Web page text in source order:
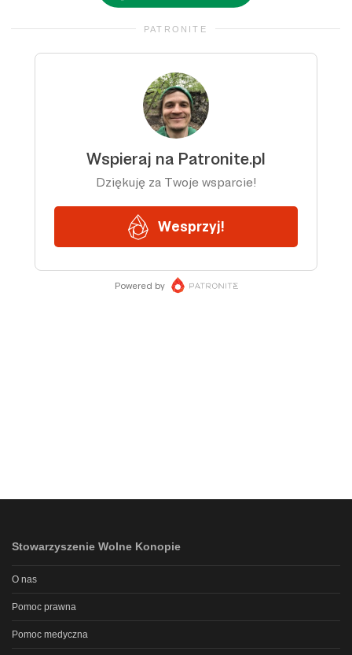
PATRONITE
Stowarzyszenie Wolne Konopie
O nas
Pomoc prawna
Pomoc medyczna